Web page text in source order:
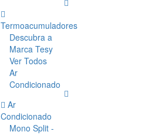
Termoacumuladores
Descubra a
Marca Tesy
Ver Todos
Ar
Condicionado
Ar
Condicionado
Mono Split -